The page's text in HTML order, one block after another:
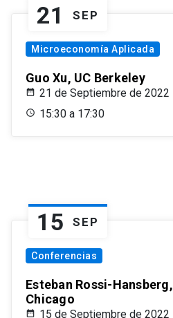
21 SEP
Microeconomía Aplicada
Guo Xu, UC Berkeley
21 de Septiembre de 2022
15:30 a 17:30
15 SEP
Conferencias
Esteban Rossi-
Chicago
15 de Septiembre de 2022